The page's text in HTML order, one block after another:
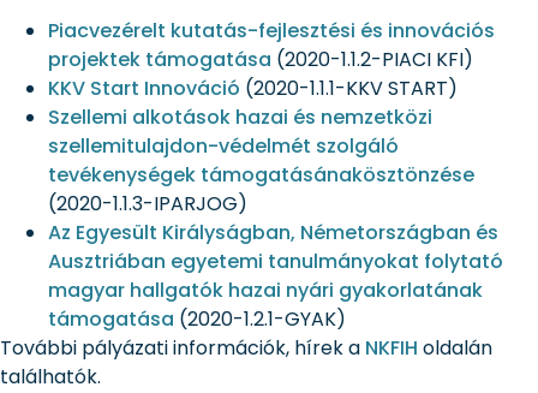
Piacvezérelt kutatás-fejlesztési és innovációs
projektek támogatása (2020-1.1.2-PIACI KFI)
KKV Start Innováció (2020-1.1.1-KKV START)
Szellemi alkotások hazai és nemzetközi
szellemitulajdon-védelmét szolgáló
tevékenységek támogatásánakösztönzése
(2020-1.1.3-IPARJOG)
Az Egyesült Királyságban, Németországban és
Ausztriában egyetemi tanulmányokat folytató
magyar hallgatók hazai nyári gyakorlatának
támogatása (2020-1.2.1-GYAK)
További pályázati információk, hírek a NKFIH oldalán
találhatók.